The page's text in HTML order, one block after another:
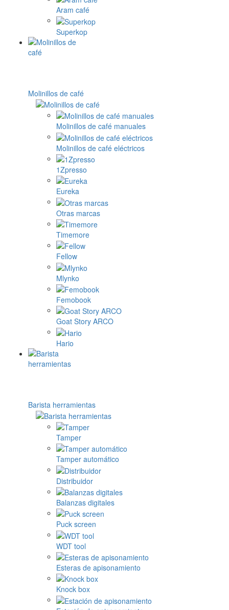
Aram café
Superkop
Molinillos de café
Molinillos de café manuales
Molinillos de café eléctricos
1Zpresso
Eureka
Otras marcas
Timemore
Fellow
Mlynko
Femobook
Goat Story ARCO
Hario
Barista herramientas
Tamper
Tamper automático
Distribuidor
Balanzas digitales
Puck screen
WDT tool
Esteras de apisonamiento
Knock box